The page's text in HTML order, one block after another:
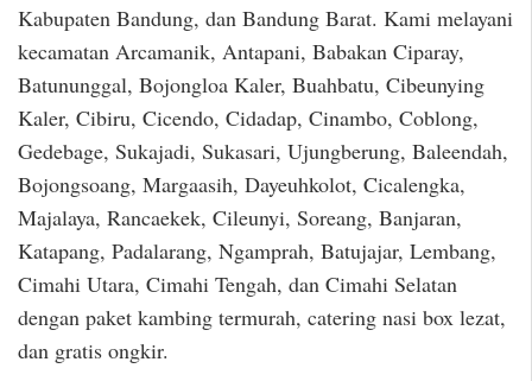
Kabupaten Bandung, dan Bandung Barat. Kami melayani
kecamatan Arcamanik, Antapani, Babakan Ciparay,
Batununggal, Bojongloa Kaler, Buahbatu, Cibeunying
Kaler, Cibiru, Cicendo, Cidadap, Cinambo, Coblong,
Gedebage, Sukajadi, Sukasari, Ujungberung, Baleendah,
Bojongsoang, Margaasih, Dayeuhkolot, Cicalengka,
Majalaya, Rancaekek, Cileunyi, Soreang, Banjaran,
Katapang, Padalarang, Ngamprah, Batujajar, Lembang,
Cimahi Utara, Cimahi Tengah, dan Cimahi Selatan
dengan paket kambing termurah, catering nasi box lezat,
dan gratis ongkir.